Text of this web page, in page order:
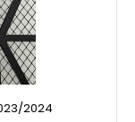
2024